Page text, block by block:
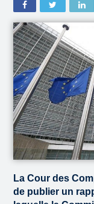
La Cour des
de publier un